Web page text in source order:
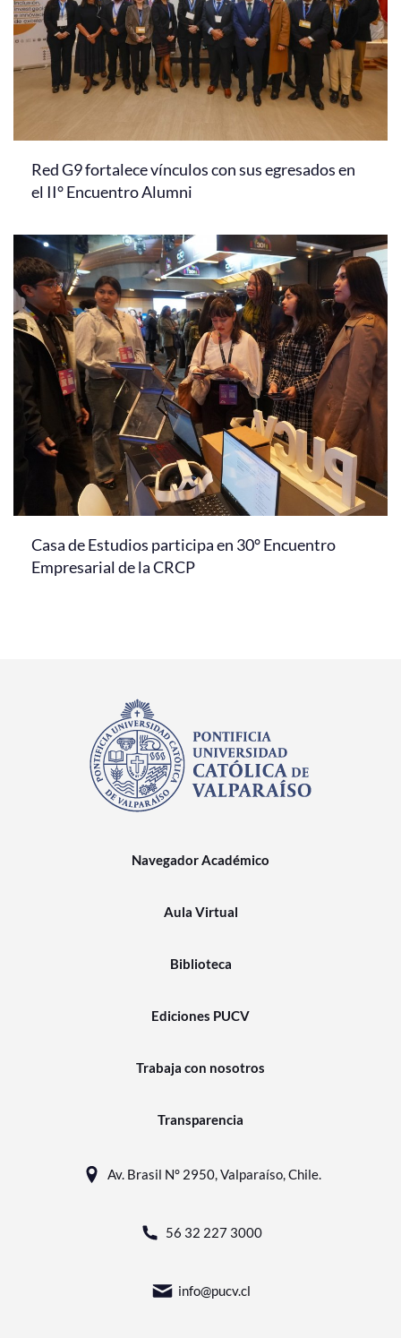
Red G9 fortalece vínculos con sus egresados en
el II° Encuentro Alumni
Casa de Estudios participa en 30° Encuentro
Empresarial de la CRCP
Navegador Académico
Aula Virtual
Biblioteca
Ediciones PUCV
Trabaja con nosotros
Transparencia
Av. Brasil N° 2950, Valparaíso, Chile.
56 32 227 3000
info@pucv.cl